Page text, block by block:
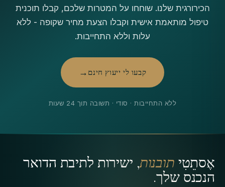
הכירורגית שלנו. שוחחו על המטרות שלכם, קבלו תוכנית
טיפול מותאמת אישית וקבלו הצעת מחיר שקופה - ללא
עלות וללא התחייבות.
קבעו לי ייעוץ חינם
ללא התחייבות · סודי · תשובה תוך 24 שעות
אֶסתֵטִי תובנות, ישירות לתיבת הדואר
הנכנס שלך.